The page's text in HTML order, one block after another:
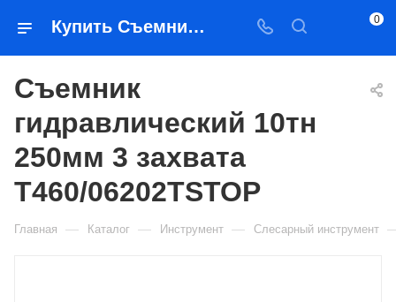
Купить Съемник гидравлический 10тн 250мм 3 захвата Т460/06202TSTOP в Якутске — цена, характеристики, подбор | Востоктехторг 0
Съемник
гидравлический 10тн
250мм 3 захвата
Т460/06202TSTOP
Главная — Каталог — Инструмент — Слесарный инструмент